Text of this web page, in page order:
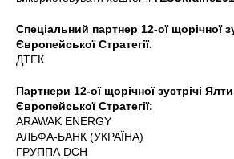
Спеціальний партнер 12-ої щорічної
Європейської Стратегії:
ДТЕК
Партнери 12-ої щорічної зустрічі
Європейської Стратегії:
ARAWAK ENERGY
АЛЬФА-БАНК (УКРАЇНА)
ГРУППА DCH